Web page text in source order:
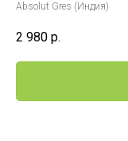
Absolut Gres (Индия)
2 980 р.